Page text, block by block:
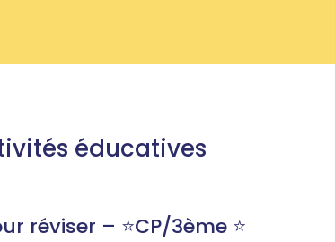
éducatives
réviser – ⭐️CP/3ème ⭐️